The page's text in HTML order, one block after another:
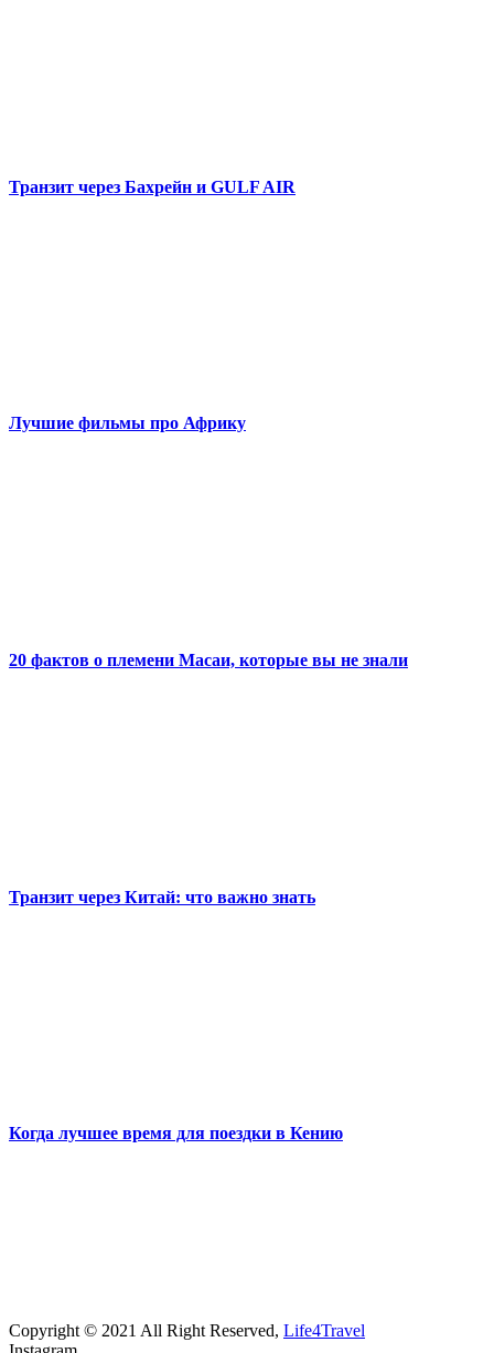
Транзит через Бахрейн и GULF AIR
Лучшие фильмы про Африку
20 фактов о племени Масаи, которые вы не знали
Транзит через Китай: что важно знать
Когда лучшее время для поездки в Кению
Copyright © 2021 All Right Reserved, Life4Travel